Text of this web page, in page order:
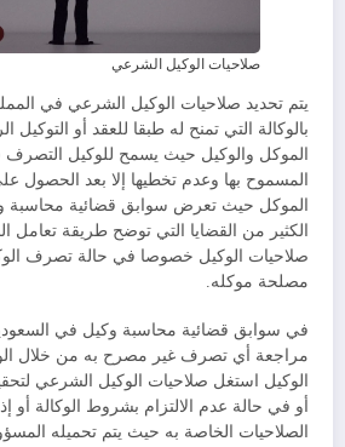
صلاحيات الوكيل الشرعي
يتم تحديد صلاحيات الوكيل الشرعي في
بالوكالة التي تمنح له طبقا للعقد أو
الموكل والوكيل حيث يسمح للوكيل التصرف
المسموح بها وعدم تخطيها إلا بعد
الموكل حيث تعرض سوابق قضائية محاسبة
الكثير من القضايا التي توضح طريقة تعامل
صلاحيات الوكيل خصوصا في حالة تصرف
مصلحة موكله.
في سوابق قضائية محاسبة وكيل في
مراجعة أي تصرف غير مصرح به من خلال
الوكيل استغل صلاحيات الوكيل الشرعي
أو في حالة عدم الالتزام بشروط الوكالة أو
الصلاحيات الخاصة به حيث يتم تحميله